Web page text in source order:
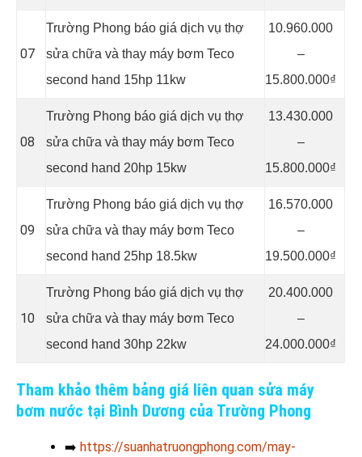
07
Trường Phong báo giá dịch vụ thợ
sửa chữa và thay máy bơm Teco
second hand 15hp 11kw
10.960.000
–
15.800.000₫
08
Trường Phong báo giá dịch vụ thợ
sửa chữa và thay máy bơm Teco
second hand 20hp 15kw
13.430.000
–
15.800.000₫
09
Trường Phong báo giá dịch vụ thợ
sửa chữa và thay máy bơm Teco
second hand 25hp 18.5kw
16.570.000
–
19.500.000₫
10
Trường Phong báo giá dịch vụ thợ
sửa chữa và thay máy bơm Teco
second hand 30hp 22kw
20.400.000
–
24.000.000₫
Tham khảo thêm bảng giá liên quan sửa máy
bơm nước tại Bình Dương của Trường Phong
➡️ https://suanhatruongphong.com/may-